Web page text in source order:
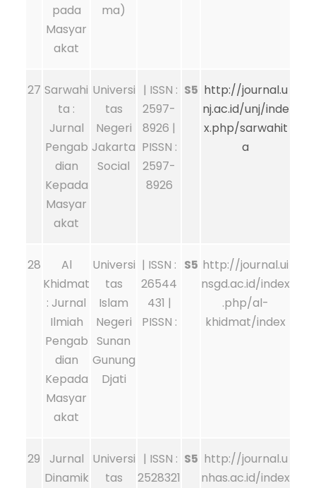
pada
Masyar
akat
ma)
27 Sarwahi
ta :
Jurnal
Pengab
dian
Kepada
Masyar
akat
Universi
tas
Negeri
Jakarta
Social
| ISSN :
2597-
8926 |
PISSN :
2597-
8926
S5 http://journal.u
nj.ac.id/unj/inde
x.php/sarwahit
a
28
Al
Khidmat
: Jurnal
Ilmiah
Pengab
dian
Kepada
Masyar
akat
Universi
tas
Islam
Negeri
Sunan
Gunung
Djati
| ISSN :
26544
431 |
PISSN :
S5 http://journal.ui
nsgd.ac.id/index
.php/al-
khidmat/index
29
Jurnal
Dinamik
Universi
tas
| ISSN :
2528321
S5 http://journal.u
nhas.ac.id/index